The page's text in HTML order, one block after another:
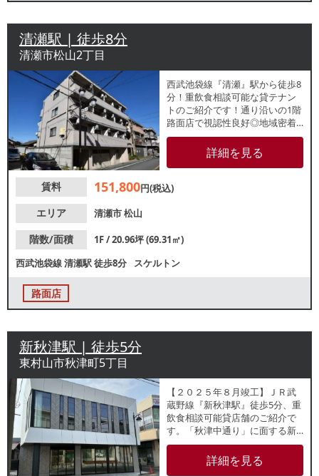
清瀬駅 | 徒歩8分
清瀬市松山2丁目
西武池袋線『清瀬』駅から徒歩8
分！重飲食相談可能な貸テナン
トのご紹介です！通り沿いの1階
路面店で視認性良好◎地域密着
型店舗をご検討の方におすすめ
の物件です。各業種等、お問合
せください！
詳細を見る
賃料 151,800円(税込)
エリア
清瀬市松山
階数/面積
1F / 20.96坪 (69.31㎡)
西武池袋線清瀬駅徒歩8分 スケルトン
路面店
新秋津駅 | 徒歩5分
東村山市秋津町5丁目
【２０２５年８月竣工】ＪＲ武
蔵野線『新秋津駅』徒歩5分、重
飲食相談可能貸店舗のご紹介で
す。「秋津中通り」に面する新
築物件の１階路面区画です。通
りは地域住民の生活動線上であ
り、人通りがございます。地域
詳細を見る